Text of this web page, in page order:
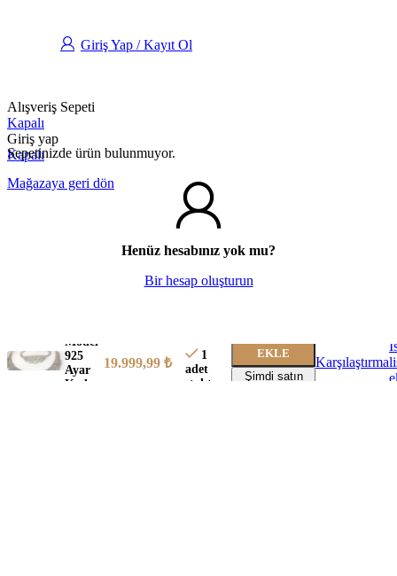
Giriş Yap / Kayıt Ol
Alışveriş Sepeti
Kapalı
Sepetinizde ürün bulunmuyor.
Mağazaya geri dön
Giriş yap
Kapalı
Henüz hesabınız yok mu?
Bir hesap oluşturun
Model
925
Ayar
Kadın
19.999,99 ₺
1
adet
stokta
EKLE
Şimdi satın
Karşılaştırma